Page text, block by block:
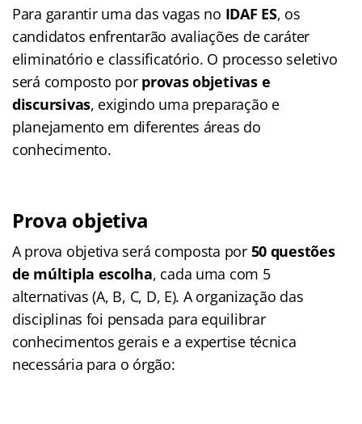
Para garantir uma das vagas no IDAF ES, os
candidatos enfrentarão avaliações de caráter
eliminatório e classificatório. O processo seletivo
será composto por provas objetivas e
discursivas, exigindo uma preparação e
planejamento em diferentes áreas do
conhecimento.
Prova objetiva
A prova objetiva será composta por 50 questões
de múltipla escolha, cada uma com 5
alternativas (A, B, C, D, E). A organização das
disciplinas foi pensada para equilibrar
conhecimentos gerais e a expertise técnica
necessária para o órgão: